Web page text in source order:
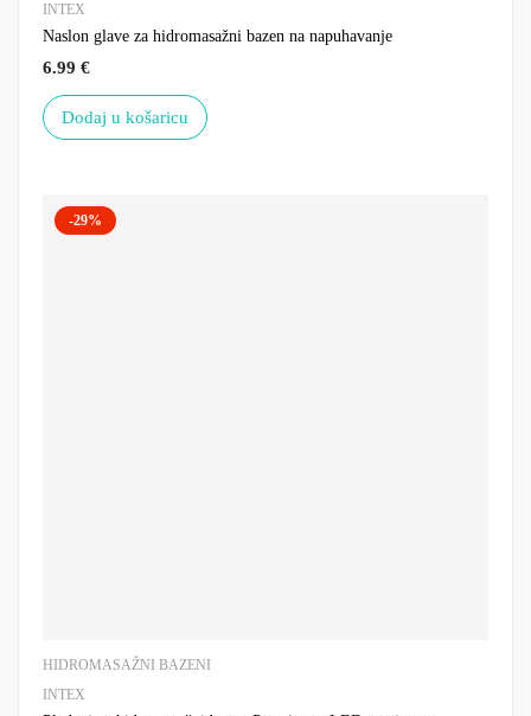
INTEX
Naslon glave za hidromasažni bazen na napuhavanje
6.99 €
Dodaj u košaricu
-29%
HIDROMASAŽNI BAZENI
INTEX